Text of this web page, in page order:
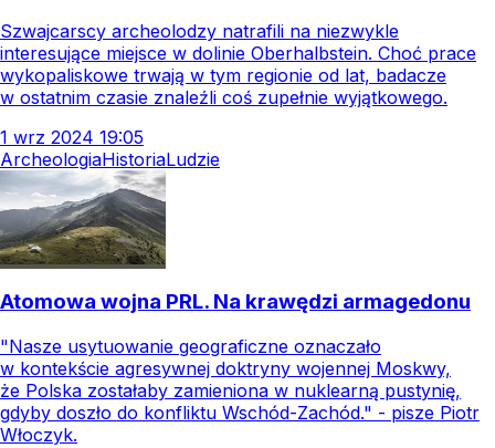
Szwajcarscy archeolodzy natrafili na niezwykle
interesujące miejsce w dolinie Oberhalbstein. Choć prace
wykopaliskowe trwają w tym regionie od lat, badacze
w ostatnim czasie znaleźli coś zupełnie wyjątkowego.
1 wrz 2024 19:05
ArcheologiaHistoriaLudzie
Atomowa wojna PRL. Na krawędzi armagedonu
"Nasze usytuowanie geograficzne oznaczało
w kontekście agresywnej doktryny wojennej Moskwy,
że Polska zostałaby zamieniona w nuklearną pustynię,
gdyby doszło do konfliktu Wschód-Zachód." - pisze Piotr
Włoczyk.